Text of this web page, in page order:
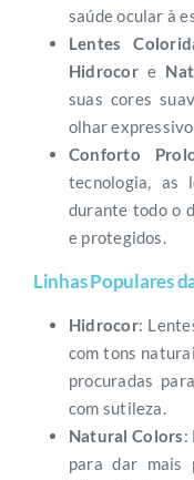
saúde ocular à
Lentes
Hidrocore
suas cores
olhar
Conforto
tecnologia, as
durante todo o
e protegidos.
Linhas Populares
Hidrocor:
com tons
procuradas
com sutileza.
Natural Colors:
para dar mais